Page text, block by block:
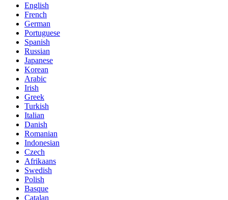
English
French
German
Portuguese
Spanish
Russian
Japanese
Korean
Arabic
Irish
Greek
Turkish
Italian
Danish
Romanian
Indonesian
Czech
Afrikaans
Swedish
Polish
Basque
Catalan